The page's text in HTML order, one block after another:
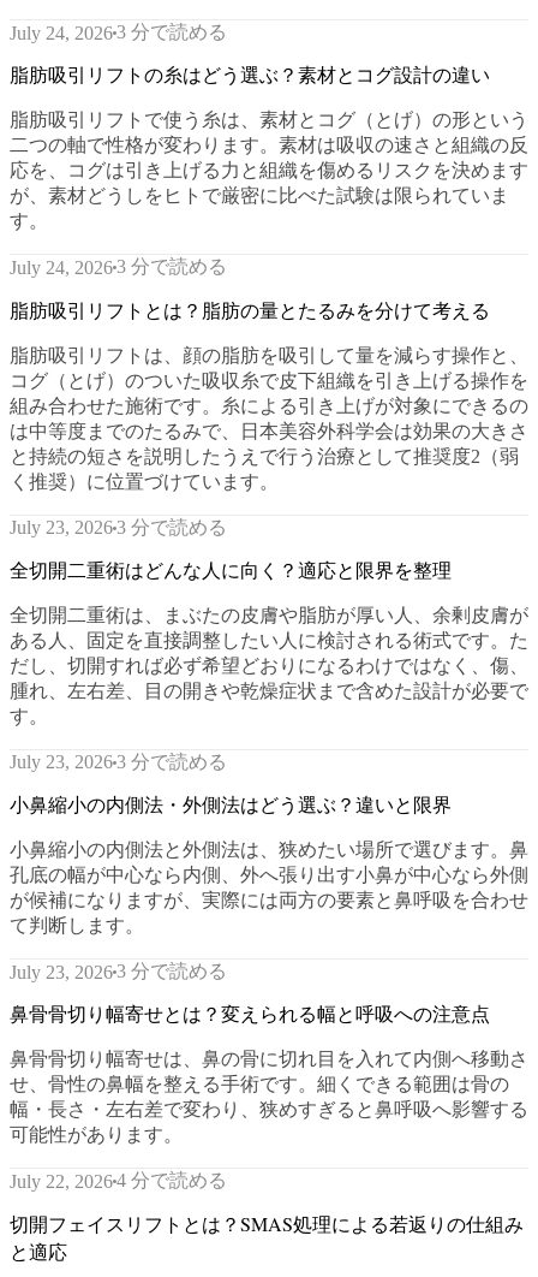
July 24, 20263 分で読める
脂肪吸引リフトの糸はどう選ぶ？素材とコグ設計の違い
脂肪吸引リフトで使う糸は、素材とコグ（とげ）の形という
二つの軸で性格が変わります。素材は吸収の速さと組織の反
応を、コグは引き上げる力と組織を傷めるリスクを決めます
が、素材どうしをヒトで厳密に比べた試験は限られていま
す。
July 24, 20263 分で読める
脂肪吸引リフトとは？脂肪の量とたるみを分けて考える
脂肪吸引リフトは、顔の脂肪を吸引して量を減らす操作と、
コグ（とげ）のついた吸収糸で皮下組織を引き上げる操作を
組み合わせた施術です。糸による引き上げが対象にできるの
は中等度までのたるみで、日本美容外科学会は効果の大きさ
と持続の短さを説明したうえで行う治療として推奨度2（弱
く推奨）に位置づけています。
July 23, 20263 分で読める
全切開二重術はどんな人に向く？適応と限界を整理
全切開二重術は、まぶたの皮膚や脂肪が厚い人、余剰皮膚が
ある人、固定を直接調整したい人に検討される術式です。た
だし、切開すれば必ず希望どおりになるわけではなく、傷、
腫れ、左右差、目の開きや乾燥症状まで含めた設計が必要で
す。
July 23, 20263 分で読める
小鼻縮小の内側法・外側法はどう選ぶ？違いと限界
小鼻縮小の内側法と外側法は、狭めたい場所で選びます。鼻
孔底の幅が中心なら内側、外へ張り出す小鼻が中心なら外側
が候補になりますが、実際には両方の要素と鼻呼吸を合わせ
て判断します。
July 23, 20263 分で読める
鼻骨骨切り幅寄せとは？変えられる幅と呼吸への注意点
鼻骨骨切り幅寄せは、鼻の骨に切れ目を入れて内側へ移動さ
せ、骨性の鼻幅を整える手術です。細くできる範囲は骨の
幅・長さ・左右差で変わり、狭めすぎると鼻呼吸へ影響する
可能性があります。
July 22, 20264 分で読める
切開フェイスリフトとは？SMAS処理による若返りの仕組み
と適応